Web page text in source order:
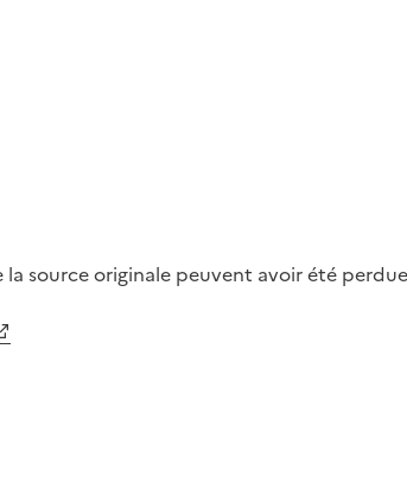
source originale peuvent avoir été